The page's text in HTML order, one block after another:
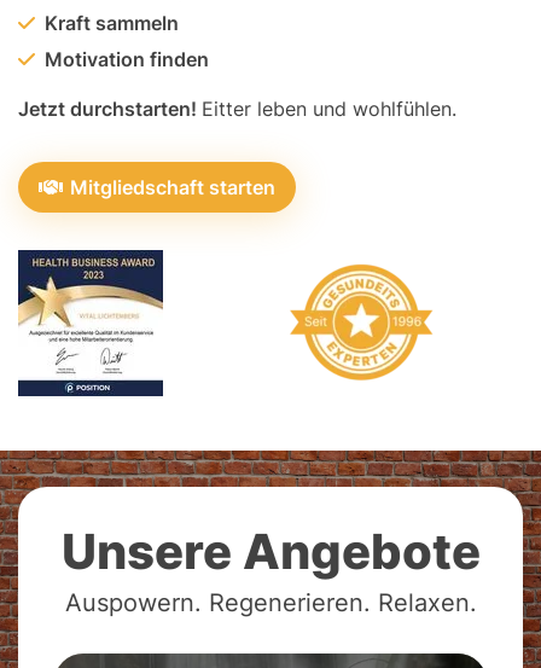
Kraft sammeln
Motivation finden
Jetzt durchstarten! Eitter leben und wohlfühlen.
Mitgliedschaft starten
Unsere Angebote
Auspowern. Regenerieren. Relaxen.